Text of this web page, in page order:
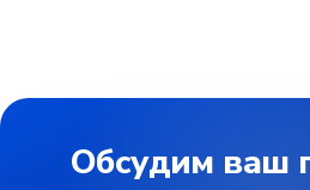
Обсудим ваш